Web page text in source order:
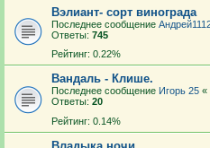
Вэлиант- сорт винограда
Последнее сообщение
Ответы: 745
Рейтинг: 0.22%
Вандаль - Клише.
Последнее сообщение Игорь 25 «
Ответы: 20
Рейтинг: 0.14%